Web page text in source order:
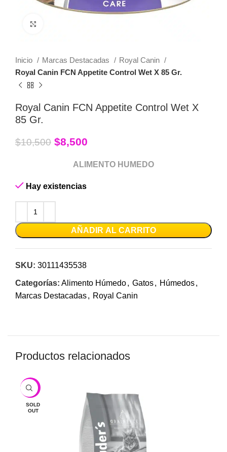
Inicio Marcas Destacadas
Royal Canin
Royal Canin FCN Appetite Control Wet X 85 Gr.
Royal Canin FCN Appetite Control Wet X
85 Gr.
$10,500 $8,500
ALIMENTO HUMEDO
Hay existencias
AÑADIR AL CARRITO
SKU: 30111435538
Categorías: Alimento Húmedo, Gatos, Húmedos,
Marcas Destacadas, Royal Canin
Productos relacionados
-10%
SOLD
OUT